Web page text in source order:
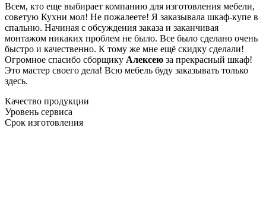
Всем, кто еще выбирает компанию для изготовления мебели,
советую Кухни мол! Не пожалеете! Я заказывала шкаф-купе в
спальню. Начиная с обсуждения заказа и заканчивая
монтажом никаких проблем не было. Все было сделано очень
быстро и качественно. К тому же мне ещё скидку сделали!
Огромное спасибо сборщику Алексею за прекрасный шкаф!
Это мастер своего дела! Всю мебель буду заказывать только
здесь.
Качество продукции
Уровень сервиса
Срок изготовления